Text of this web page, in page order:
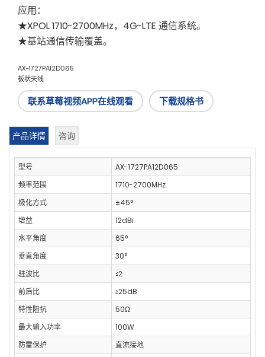
应用：
★XPOL 1710-2700MHz，4G-LTE 通信系统。
★基站通信传输覆盖。
AX-1727PA12D065
板状天线
联系草莓视频APP在线观看 下载规格书
产品详情 咨询
型号
AX-1727PA12D065
频率范围
1710-2700MHz
极化方式
±45°
增益
12dBi
水平角度
65°
垂直角度
30°
驻波比
≤2
前后比
≥25dB
特性阻抗
50Ω
最大输入功率
100W
防雷保护
直流接地